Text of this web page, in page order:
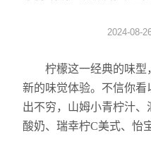
拉伸膜真空包装机
休闲食品真空包装机
贴体真空包装设备
热收缩机
2024-08-
柠檬这一经典的味型
新的味觉体验。不信你
出不穷，山姆小青柠汁
酸奶、瑞幸柠C美式、怡